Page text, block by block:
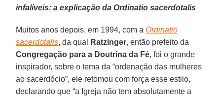
infalíveis: a explicação da Ordinatio sacerdotalis
Muitos anos depois, em 1994, com aOrdinatio
sacerdotalis, da qual Ratzinger, então prefeito da
Congregação para a Doutrina da Fé, foi o grande
inspirador, sobre o tema da “ordenação das mulheres
ao sacerdócio”, ele retomou com força esse estilo,
declarando que “a Igreja não tem absolutamente a